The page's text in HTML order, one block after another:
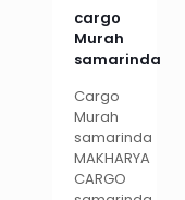
cargo
Murah
samarinda
Cargo
Murah
samarinda
MAKHARYA
CARGO